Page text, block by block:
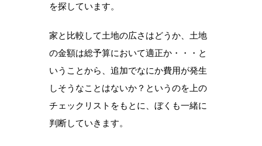
を探しています。
家と比較して土地の広さはどうか、土地
の金額は総予算において適正か・・・と
いうことから、追加でなにか費用が発生
しそうなことはないか？というのを上の
チェックリストをもとに、ぼくも一緒に
判断していきます。